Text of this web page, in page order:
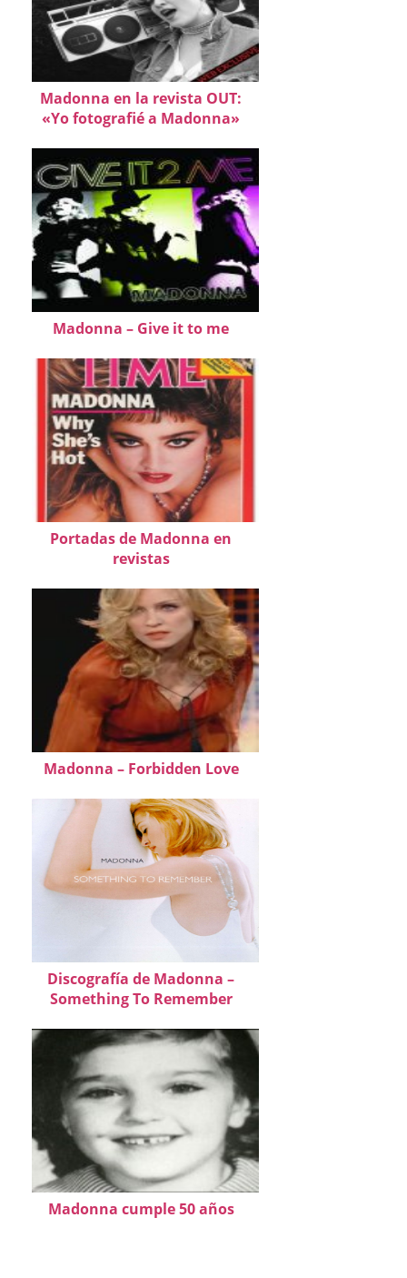
Madonna en la revista OUT:
«Yo fotografié a Madonna»
Madonna – Give it to me
Portadas de Madonna en
revistas
Madonna – Forbidden Love
Discografía de Madonna –
Something To Remember
Madonna cumple 50 años